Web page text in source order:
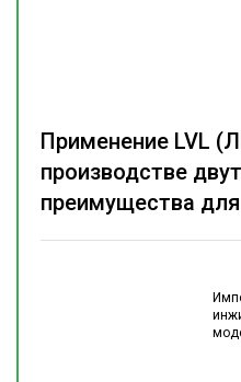
Применение LVL
производстве
преимущества